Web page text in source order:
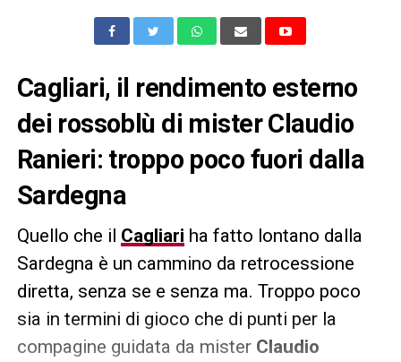
Cagliari, il rendimento esterno
dei rossoblù di mister Claudio
Ranieri: troppo poco fuori dalla
Sardegna
Quello che il Cagliari ha fatto lontano dalla
Sardegna è un cammino da retrocessione
diretta, senza se e senza ma. Troppo poco
sia in termini di gioco che di punti per la
compagine guidata da mister Claudio